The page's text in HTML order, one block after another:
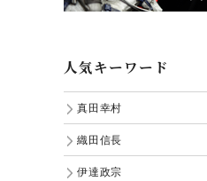
人気キーワード
真田幸村
織田信長
伊達政宗